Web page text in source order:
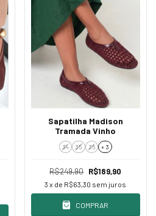
Sapatilha Madison
Tramada Vinho
34 35 36 + 3
R$249,90 R$189,90
3 x de R$63,30 sem juros
COMPRAR